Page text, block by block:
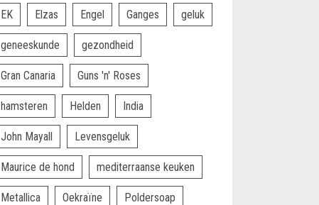
EK Elzas Engel Ganges geluk
geneeskunde gezondheid
Gran Canaria Guns 'n' Roses
hamsteren Helden India
John Mayall Levensgeluk
Maurice de hond mediterraanse keuken
Metallica Oekraïne Poldersoap